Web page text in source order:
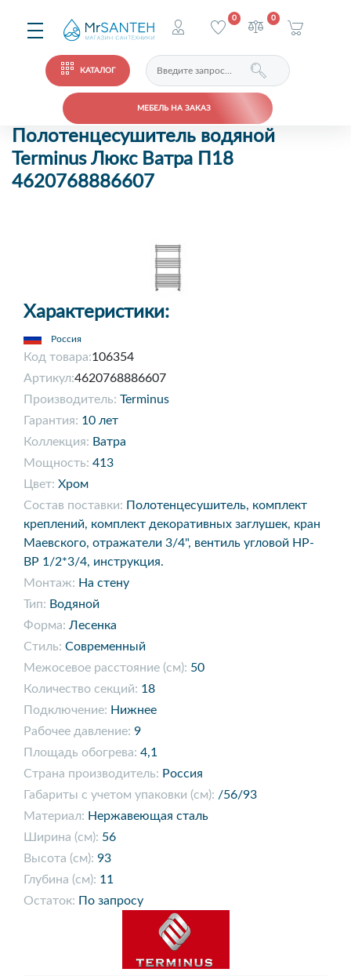
КАТАЛОГ
МЕБЕЛЬ НА ЗАКАЗ
0 0
Полотенцесушитель водяной
Terminus Люкс Ватра П18
4620768886607
Характеристики:
Россия
Код товара:106354
Артикул:4620768886607
Производитель: Terminus
Гарантия: 10 лет
Коллекция: Ватра
Мощность: 413
Цвет: Хром
Состав поставки: Полотенцесушитель, комплект
креплений, комплект декоративных заглушек, кран
Маевского, отражатели 3/4", вентиль угловой НР-
ВР 1/2*3/4, инструкция.
Монтаж: На стену
Тип: Водяной
Форма: Лесенка
Стиль: Современный
Межосевое расстояние (см): 50
Количество секций: 18
Подключение: Нижнее
Рабочее давление: 9
Площадь обогрева: 4,1
Страна производитель: Россия
Габариты с учетом упаковки (см): /56/93
Материал: Нержавеющая сталь
Ширина (см): 56
Высота (см): 93
Глубина (см): 11
Остаток: По запросу